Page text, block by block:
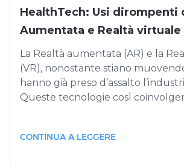
HealthTech: Usi dirompenti
Aumentata e Realtà virtuale
La Realtà aumentata (AR) e la
(VR), nonostante stiano
hanno già preso d’assalto
Queste tecnologie così
CONTINUA A LEGGERE